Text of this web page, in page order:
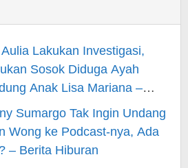
Lakukan Investigasi,
Sosok Diduga Ayah
Anak Lisa Mariana –
Hiburan
Sumargo Tak Ingin Undang
Wong ke Podcast-nya, Ada
– Berita Hiburan